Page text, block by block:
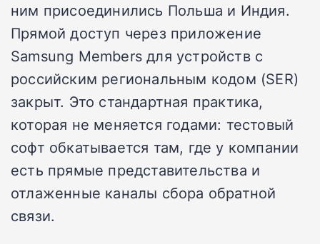
ним присоединились Польша и Индия.
Прямой доступ через приложение
Samsung Members для устройств с
российским региональным кодом (SER)
закрыт. Это стандартная практика,
которая не меняется годами: тестовый
софт обкатывается там, где у компании
есть прямые представительства и
отлаженные каналы сбора обратной
связи.